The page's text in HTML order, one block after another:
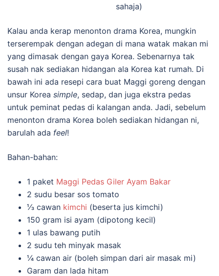
sahaja)
Kalau anda kerap menonton drama Korea, mungkin
terserempak dengan adegan di mana watak makan mi
yang dimasak dengan gaya Korea. Sebenarnya tak
susah nak sediakan hidangan ala Korea kat rumah. Di
bawah ini ada resepi cara buat Maggi goreng dengan
unsur Korea simple, sedap, dan juga ekstra pedas
untuk peminat pedas di kalangan anda. Jadi, sebelum
menonton drama Korea boleh sediakan hidangan ni,
barulah ada feel!
Bahan-bahan:
1 paket Maggi Pedas Giler Ayam Bakar
2 sudu besar sos tomato
⅓ cawan kimchi (beserta jus kimchi)
150 gram isi ayam (dipotong kecil)
1 ulas bawang putih
2 sudu teh minyak masak
¼ cawan air (boleh simpan dari air masak mi)
Garam dan lada hitam